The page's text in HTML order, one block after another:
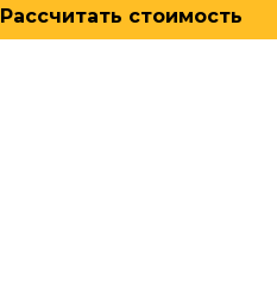
Рассчитать стоимость